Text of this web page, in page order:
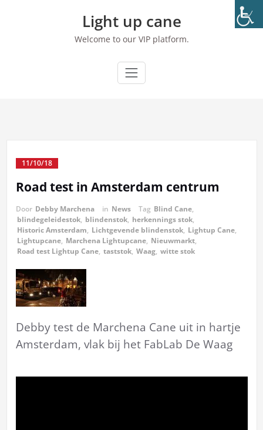
Light up cane
Welcome to our VIP platform.
11/10/18
Road test in Amsterdam centrum
Door Debby Marchena in News Tag Blind Cane,
blindegeleidestok, blindenstok, herkennings stok,
Historic Amsterdam, Lichtgevende blindenstok, Lightup Cane,
Lightupcane, Marchena Lightupcane, Nieuwmarkt,
Road test Lightup Cane, taststok, Waag, witte stok
Debby test de Marchena Cane uit in hartje
Amsterdam, vlak bij het FabLab De Waag